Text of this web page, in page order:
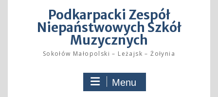
Podkarpacki Zespół
Niepaństwowych Szkół
Muzycznych
Sokołów Małopolski – Leżajsk – Żołynia
Menu